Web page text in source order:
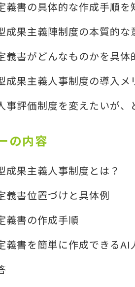
義書の具体的な作成手順を
成果主義陣制度の本質的
義書がどんなものかを具体
成果主義人事制度の導入
事評価制度を変えたいが
の内容
成果主義人事制度とは？
義書位置づけと具体例
義書の作成手順
義書を簡単に作成できる